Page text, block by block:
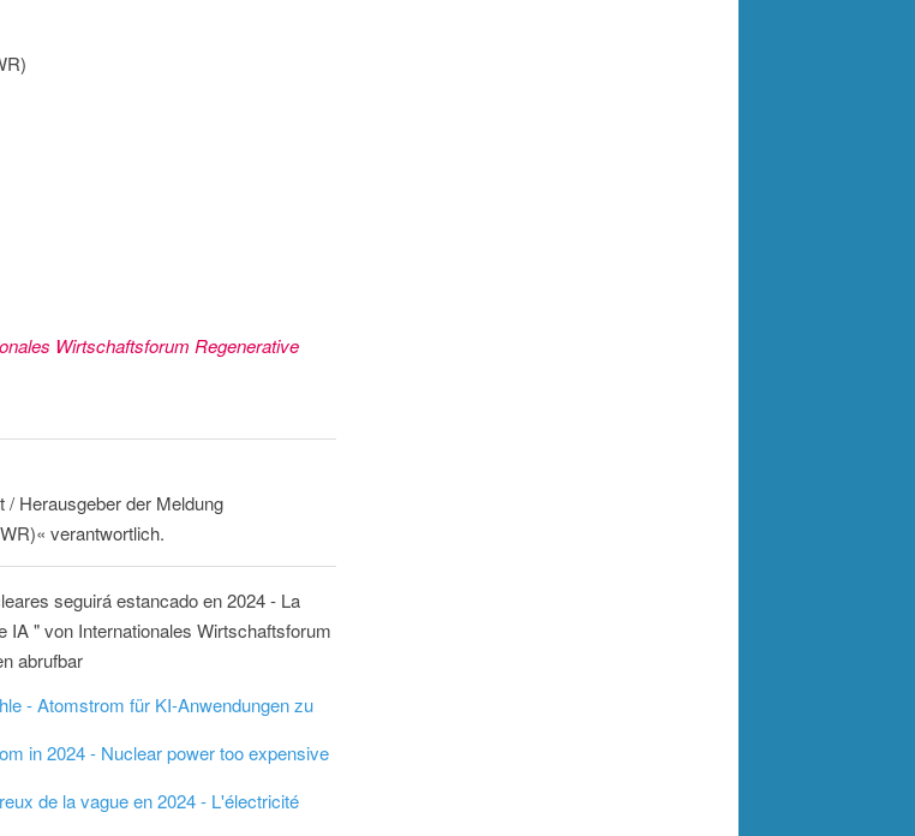
Wirtschaftsforum Regenerative
/ Herausgeber der Meldung
verantwortlich.
seguirá estancado en 2024 - La
" von Internationales Wirtschaftsforum
abrufbar
- Atomstrom für KI-Anwendungen zu
in 2024 - Nuclear power too expensive
de la vague en 2024 - L'électricité